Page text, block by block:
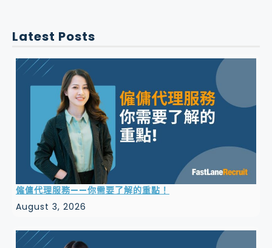
Latest Posts
僱傭代理服務——你需要了解的重點！
August 3, 2026